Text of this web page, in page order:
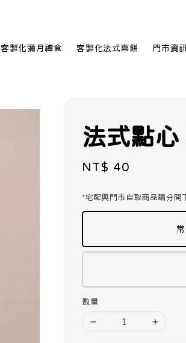
客製化彌月禮盒 客製化法式喜餅 門市資
法式點
Regular
NT$ 40
*宅配與門市自取商品請分開
數量